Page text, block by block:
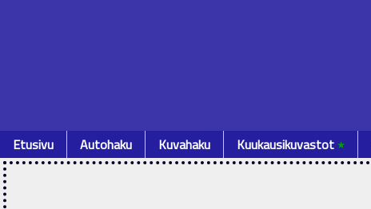
Etusivu Autohaku Kuvahaku Kuukausikuvastot٭